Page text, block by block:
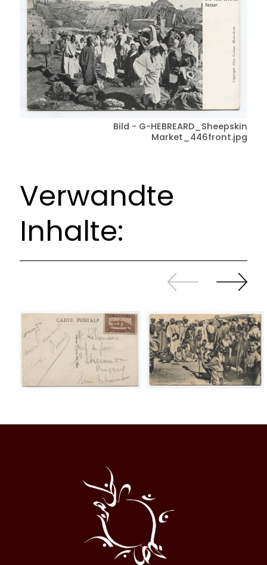
Bild - G-HEBREARD_Sheepskin
Market_446front.jpg
Verwandte
Inhalte:
Zurück
sliden
Weiter
sliden
Halqa